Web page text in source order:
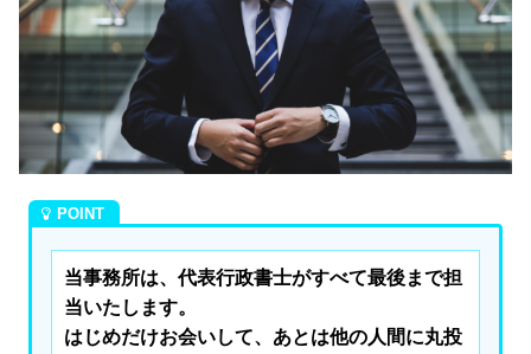
当事務所は、代表行政書士がすべて最後まで担
当いたします。
はじめだけお会いして、あとは他の人間に丸投